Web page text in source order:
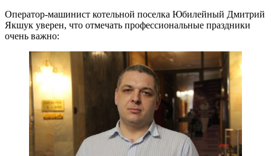
Оператор-машинист котельной поселка Юбилейный Дмитрий
Якшук уверен, что отмечать профессиональные праздники
очень важно: